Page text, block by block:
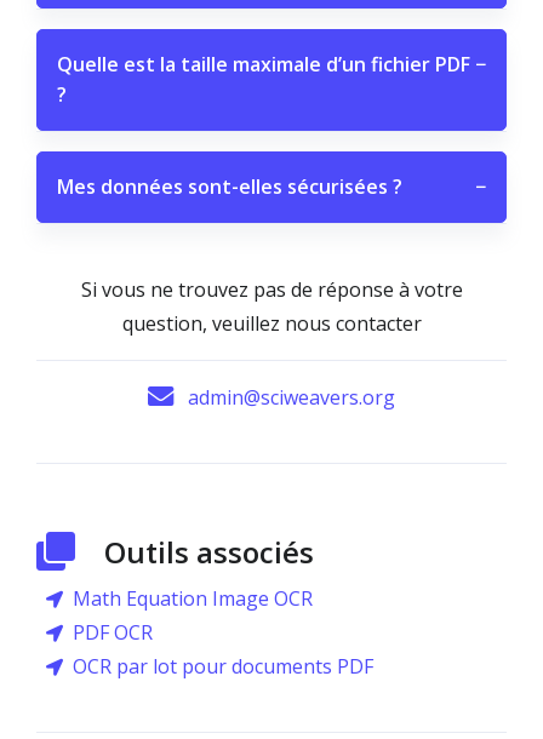
Quelle est la taille maximale d’un fichier PDF
?
−
Mes données sont-elles sécurisées ? −
Si vous ne trouvez pas de réponse à votre
question, veuillez nous contacter
admin@sciweavers.org
Outils associés
Math Equation Image OCR
PDF OCR
OCR par lot pour documents PDF